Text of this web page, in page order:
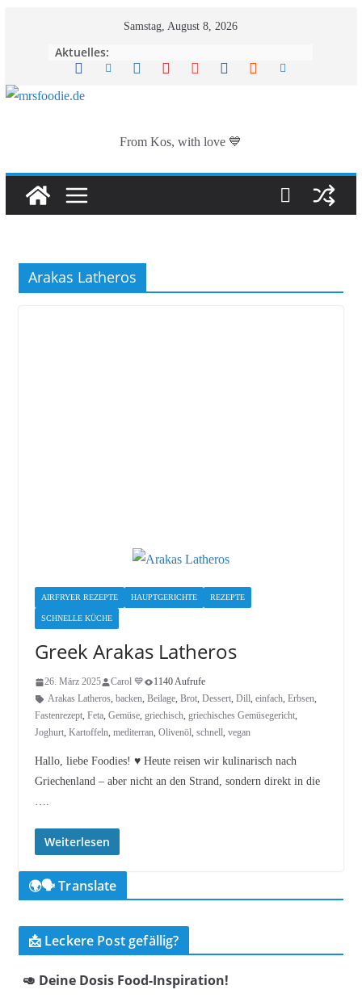
Samstag, August 8, 2026
Aktuelles:
From Kos, with love 💙
Arakas Latheros
AIRFRYER REZEPTE HAUPTGERICHTE REZEPTE
SCHNELLE KÜCHE
Greek Arakas Latheros
26. März 2025 Carol 💙
1140 Aufrufe
Arakas Latheros, backen, Beilage, Brot, Dessert, Dill, einfach, Erbsen,
Fastenrezept, Feta, Gemüse, griechisch, griechisches Gemüsegericht,
Joghurt, Kartoffeln, mediterran, Olivenöl, schnell, vegan
Hallo, liebe Foodies! ♥︎ Heute reisen wir kulinarisch nach
Griechenland – aber nicht an den Strand, sondern direkt in die
….
Weiterlesen
🌍🗣️ Translate
📩 Leckere Post gefällig?
🥑 Deine Dosis Food-Inspiration!